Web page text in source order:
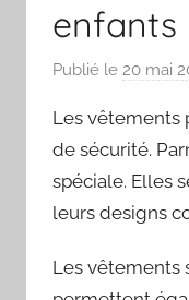
enfants
Publié le 20 mai
Les vêtements
de sécurité.
spéciale. Elles
leurs designs
Les vêtements